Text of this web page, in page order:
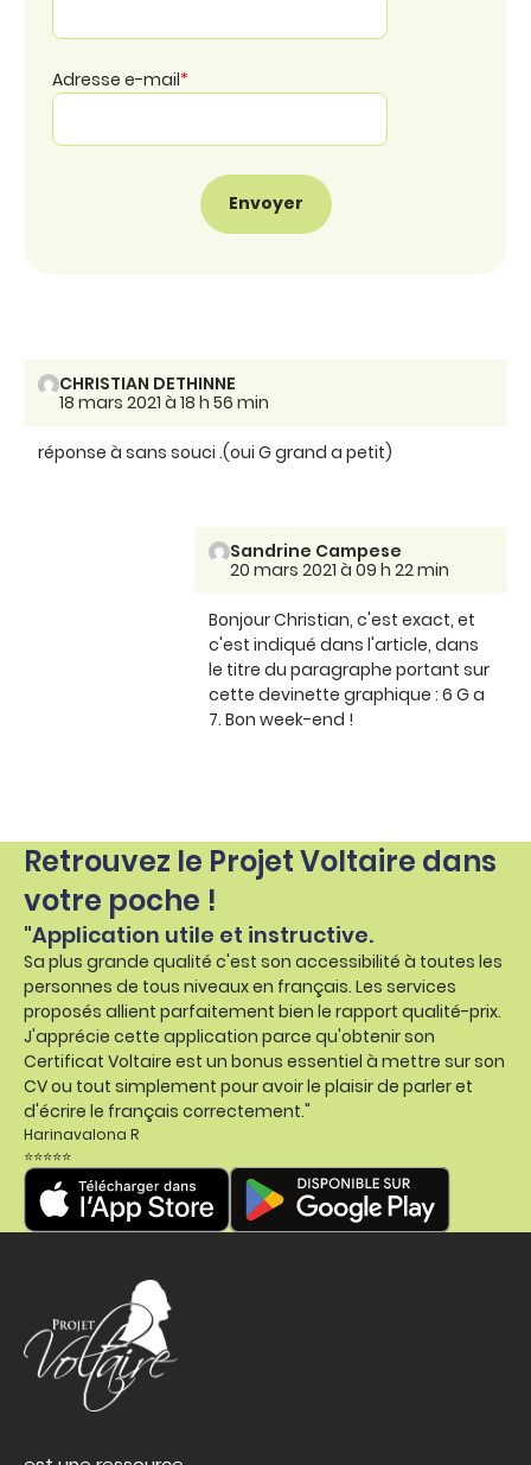
Adresse e-mail*
CHRISTIAN DETHINNE
18 mars 2021 à 18 h 56 min
réponse à sans souci .(oui G grand a petit)
Sandrine Campese
20 mars 2021 à 09 h 22 min
Bonjour Christian, c'est exact, et
c'est indiqué dans l'article, dans
le titre du paragraphe portant sur
cette devinette graphique : 6 G a
7. Bon week-end !
Retrouvez le Projet Voltaire dans
votre poche !
"Application utile et instructive.
Sa plus grande qualité c'est son accessibilité à toutes les
personnes de tous niveaux en français. Les services
proposés allient parfaitement bien le rapport qualité-prix.
J'apprécie cette application parce qu'obtenir son
Certificat Voltaire est un bonus essentiel à mettre sur son
CV ou tout simplement pour avoir le plaisir de parler et
d'écrire le français correctement."
Harinavalona R
⭐⭐⭐⭐⭐